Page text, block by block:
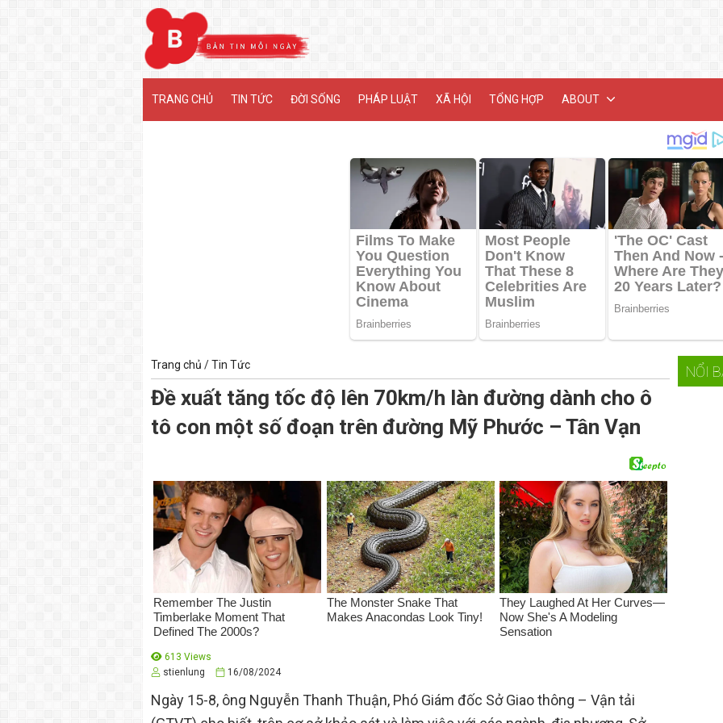
MENU
TRANG CHỦ TIN TỨC ĐỜI SỐNG PHÁP LUẬT XÃ HỘI TỔNG HỢP ABOUT
Trang chủ /Tin Tức
Đề xuất tăng tốc độ lên 70km/h làn đường dành cho ô
tô con một số đoạn trên đường Mỹ Phước – Tân Vạn
613 Views
stienlung
16/08/2024
Ngày 15-8, ông Nguyễn Thanh Thuận, Phó Giám đốc Sở Giao thông – Vận tải
NỔI